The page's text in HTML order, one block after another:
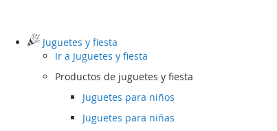
Juguetes y fiesta
Ir a Juguetes y fiesta
Productos de juguetes y fiesta
Juguetes para niños
Juguetes para niñas